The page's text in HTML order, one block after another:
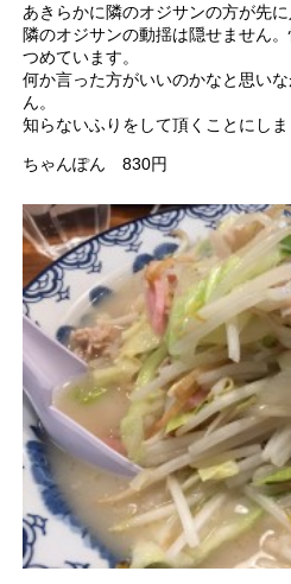
あきらかに隣のオジサンの方が先に
隣のオジサンの動揺は隠せません
つめています。
何か言った方がいいのかなと思い
ん。
知らないふりをして頂くことにしま
ちゃんぽん 830円